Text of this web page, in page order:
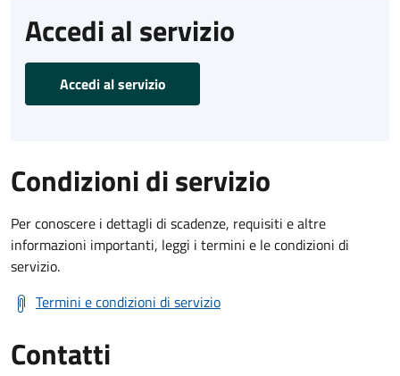
Accedi al servizio
Accedi al servizio
Condizioni di servizio
Per conoscere i dettagli di scadenze, requisiti e altre
informazioni importanti, leggi i termini e le condizioni di
servizio.
Termini e condizioni di servizio
Contatti